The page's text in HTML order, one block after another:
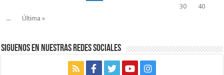
30
40
...
Última »
SIGUENOS EN NUESTRAS REDES SOCIALES